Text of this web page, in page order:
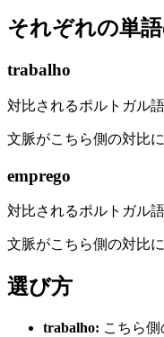
それぞれの単
trabalho
対比されるポルトガル
文脈がこちら側の対比
emprego
対比されるポルトガル
文脈がこちら側の対比
選び方
trabalho: こちら